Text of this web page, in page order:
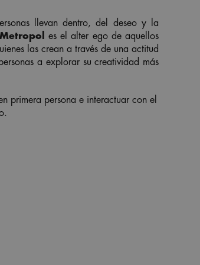
llevan dentro, del deseo y la
Metropoles el alter ego de aquellos
las crean a través de una actitud
a explorar su creatividad más
primera persona e interactuar con el